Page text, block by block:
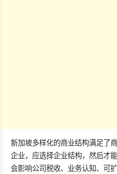
新加坡多样化的商业结构满足了
企业，应选择企业结构，然后才
会影响公司税收、业务认知、可